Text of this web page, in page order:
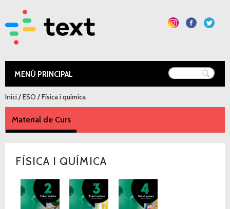
contingut
Text Educació
Esteu aquí
Inici/ESO /Física i química
Material de Curs
FÍSICA I QUÍMICA